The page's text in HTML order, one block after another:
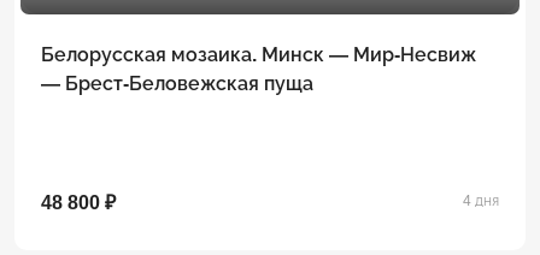
Белорусская мозаика. Минск — Мир-Несвиж
— Брест-Беловежская пуща
48 800 ₽ 4 дня